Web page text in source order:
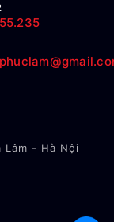
- Hà Nội